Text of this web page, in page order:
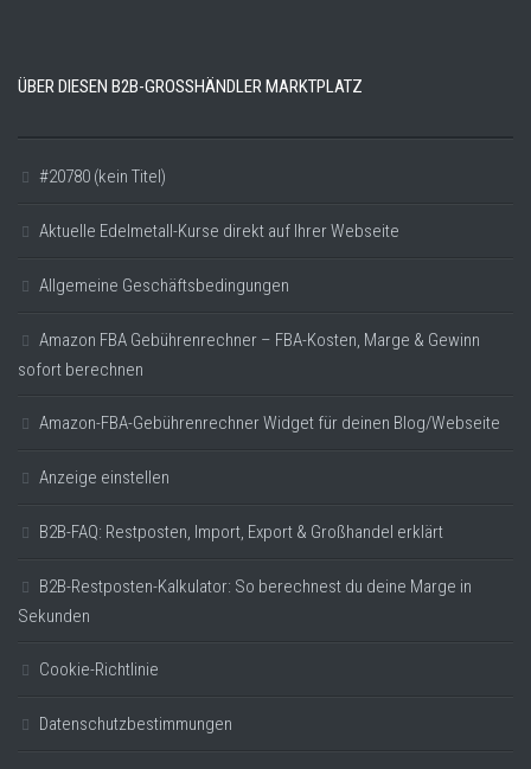
ÜBER DIESEN B2B-GROSSHÄNDLER MARKTPLATZ
#20780 (kein Titel)
Aktuelle Edelmetall-Kurse direkt auf Ihrer Webseite
Allgemeine Geschäftsbedingungen
Amazon FBA Gebührenrechner – FBA-Kosten, Marge & Gewinn
sofort berechnen
Amazon-FBA-Gebührenrechner Widget für deinen Blog/Webseite
Anzeige einstellen
B2B-FAQ: Restposten, Import, Export & Großhandel erklärt
B2B-Restposten-Kalkulator: So berechnest du deine Marge in
Sekunden
Cookie-Richtlinie
Datenschutzbestimmungen